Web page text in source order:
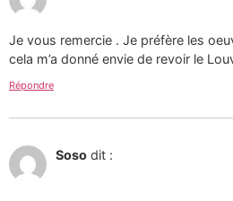
Je vous remercie . Je préfère les
cela m’a donné envie de revoir le
Répondre
Soso dit :